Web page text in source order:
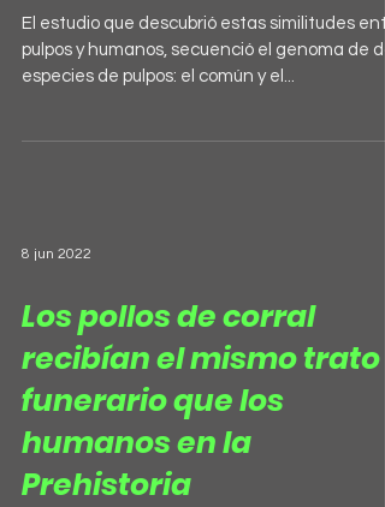
El estudio que descubrió estas similitudes
pulpos y humanos, secuenció el genoma de
especies de pulpos: el común y el...
8 jun 2022
Los pollos de corral
recibían el mismo trato
funerario que los
humanos en la
Prehistoria